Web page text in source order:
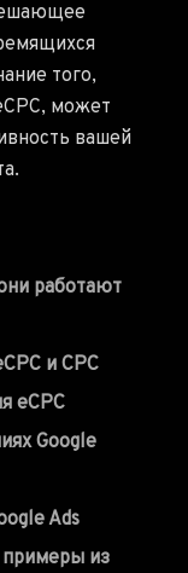
того,
может
вашей
работают
и CPC
eCPC
Google
Ads
из